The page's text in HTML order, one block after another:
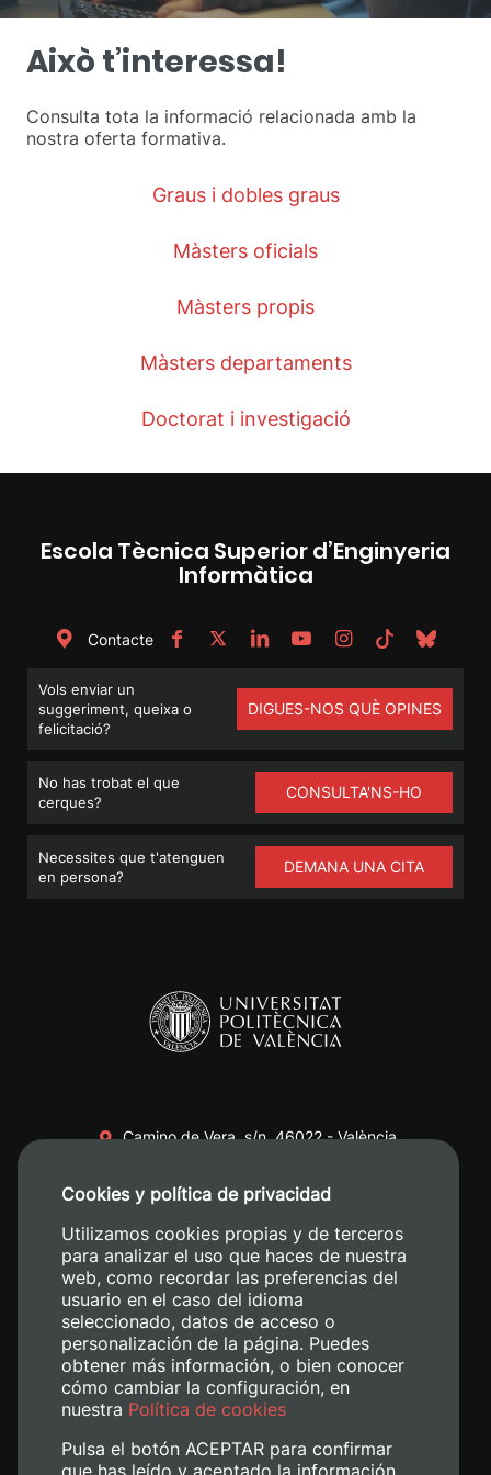
Això t’interessa!
Consulta tota la informació relacionada amb la
nostra oferta formativa.
Graus i dobles graus
Màsters oficials
Màsters propis
Màsters departaments
Doctorat i investigació
Escola Tècnica Superior d’Enginyeria
Informàtica
Contacte
Vols enviar un
suggeriment, queixa o
felicitació?
DIGUES-NOS QUÈ OPINES
No has trobat el que
cerques?
CONSULTA'NS-HO
Necessites que t'atenguen
en persona?
DEMANA UNA CITA
Camino de Vera, s/n. 46022 - València
+34 620 04 00 50
Cookies y política de privacidad
Utilizamos cookies propias y de terceros
para analizar el uso que haces de nuestra
web, como recordar las preferencias del
usuario en el caso del idioma
seleccionado, datos de acceso o
personalización de la página. Puedes
obtener más información, o bien conocer
cómo cambiar la configuración, en
nuestra Política de cookies
Pulsa el botón ACEPTAR para confirmar
que has leído y aceptado la información